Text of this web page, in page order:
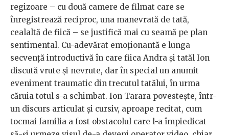
regizoare – cu două camere de filmat care se
înregistrează reciproc, una manevrată de tată,
cealaltă de fiică – se justifică mai cu seamă pe plan
sentimental. Cu-adevărat emoționantă e lunga
secvență introductivă în care fiica Andra și tatăl Ion
discută vrute și nevrute, dar în special un anumit
eveniment traumatic din trecutul tatălui, în urma
căruia totul s-a schimbat. Ion Tarara povestește, într-
un discurs articulat și cursiv, aproape recitat, cum
tocmai familia a fost obstacolul care l-a împiedicat